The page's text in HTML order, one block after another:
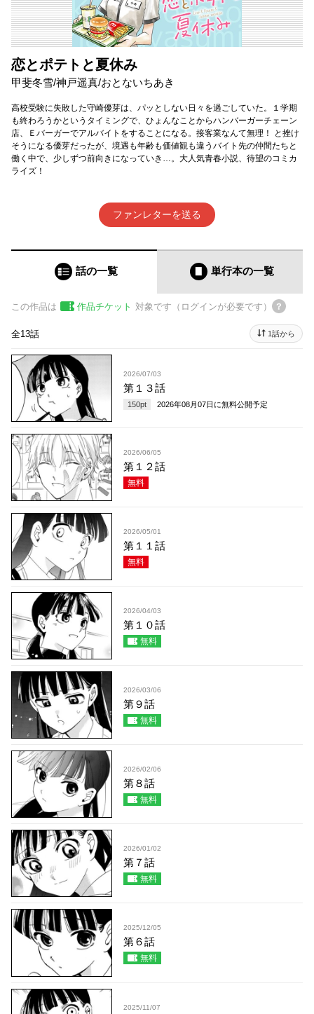
恋とポテトと夏休み
甲斐冬雪/神戸遥真/おとないちあき
高校受験に失敗した守崎優芽は、パッとしない日々を過ごしていた。１学期
も終わろうかというタイミングで、ひょんなことからハンバーガーチェーン
店、Ｅバーガーでアルバイトをすることになる。接客業なんて無理！ と挫け
そうになる優芽だったが、境遇も年齢も価値観も違うバイト先の仲間たちと
働く中で、少しずつ前向きになっていき…。大人気青春小説、待望のコミカ
ライズ！
ファンレターを送る
話の一覧 単行本の一覧
この作品は 作品チケット 対象です（ログインが必要です）
全13話 1話から
2026/07/03
第１３話
150pt 2026年08月07日 に無料公開予定
2026/06/05
第１２話
無料
2026/05/01
第１１話
無料
2026/04/03
第１０話
無料
2026/03/06
第９話
無料
2026/02/06
第８話
無料
2026/01/02
第７話
無料
2025/12/05
第６話
無料
2025/11/07